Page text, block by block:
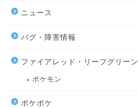
ニュース
バグ・障害情報
ファイアレッド・リーフグリーン
ポケモン
ポケポケ